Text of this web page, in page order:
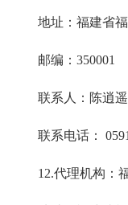
地址：福建省福
邮编：350001
联系人：陈逍遥
联系电话：
12.代理机构：福